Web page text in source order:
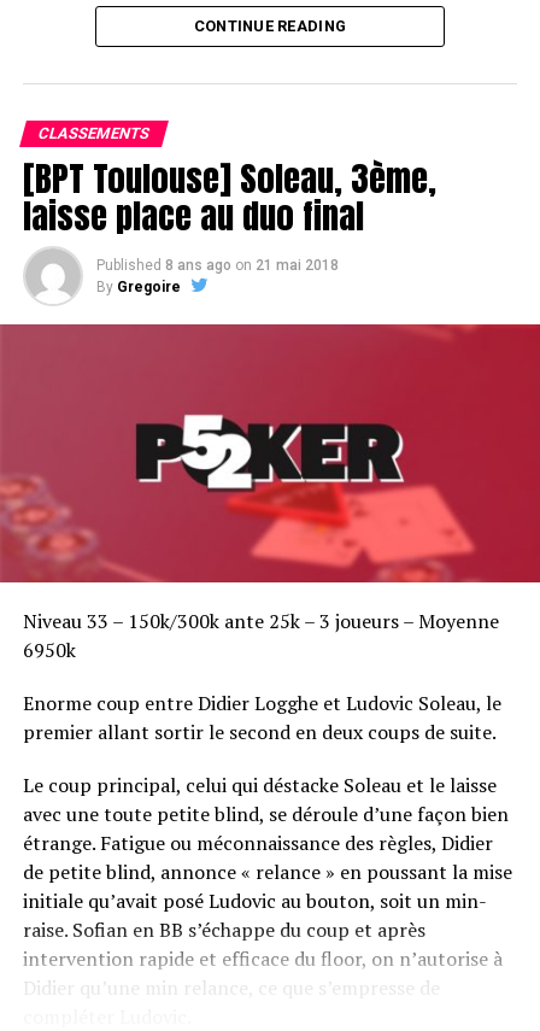
Le champagne va réchauffer si les deux finalistes ne se décident pas !
CONTINUE READING
CLASSEMENTS
[BPT Toulouse] Soleau, 3ème,
laisse place au duo final
Published 8 ans ago on 21 mai 2018
By Gregoire
Niveau 33 – 150k/300k ante 25k – 3 joueurs – Moyenne
6950k
Enorme coup entre Didier Logghe et Ludovic Soleau, le
premier allant sortir le second en deux coups de suite.
Le coup principal, celui qui déstacke Soleau et le laisse
avec une toute petite blind, se déroule d’une façon bien
étrange. Fatigue ou méconnaissance des règles, Didier
de petite blind, annonce « relance » en poussant la mise
initiale qu’avait posé Ludovic au bouton, soit un min-
raise. Sofian en BB s’échappe du coup et après
intervention rapide et efficace du floor, on n’autorise à
Didier qu’une min relance, ce que s’empresse de